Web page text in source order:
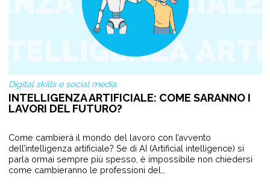
Digital skills e social media
INTELLIGENZA ARTIFICIALE: COME SARANNO I
LAVORI DEL FUTURO?
Come cambierà il mondo del lavoro con l’avvento
dell’intelligenza artificiale? Se di AI (Artificial intelligence) si
parla ormai sempre più spesso, è impossibile non chiedersi
come cambieranno le professioni del…